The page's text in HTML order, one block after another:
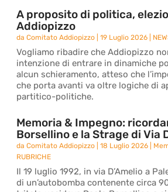
A proposito di politica,
Addiopizzo
daComitato Addiopizzo |19 Luglio 2026
Vogliamo ribadire che Addiopizzo
intenzione di entrare in dinamiche
alcun schieramento, atteso che
che porta avanti va oltre logiche di
partitico-politiche.
Memoria & Impegno:
Borsellino e la Strage di Via
daComitato Addiopizzo |18 Luglio 2026
RUBRICHE
Il 19 luglio 1992, in via D’Amelio a
di un’autobomba contenente circa